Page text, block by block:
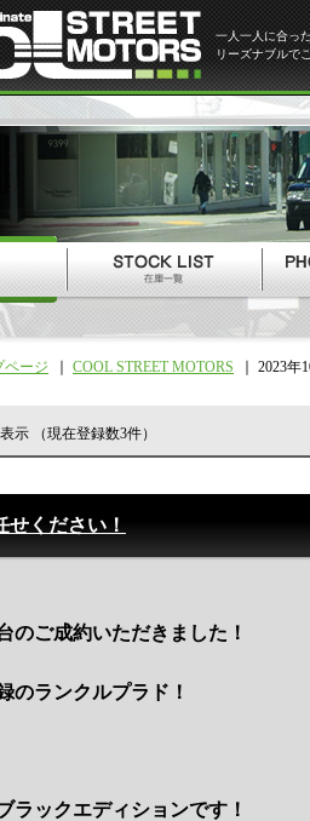
一人一人に合っ
リーズナブルで
ページ COOL STREET MOTORS 2023年
示 （現在登録数3件）
ください！
のご成約いただきました！
のランクルプラド！
ラックエディションです！